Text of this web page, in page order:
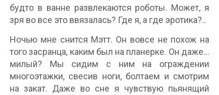
будто в ванне развлекаются роботы. Может, я
зря во все это ввязалась? Где я, а где эротика?..
Ночью мне снится Мэтт. Он вовсе не похож на
того засранца, каким был на планерке. Он даже…
милый? Мы сидим с ним на ограждении
многоэтажки, свесив ноги, болтаем и смотрим
на закат. Даже во сне я чувствую пьянящий